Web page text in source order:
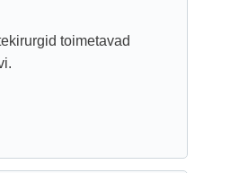
toimetavad